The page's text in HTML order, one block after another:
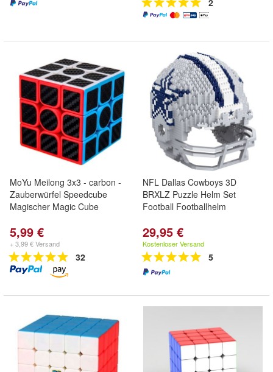
2
MoYu Meilong 3x3 - carbon -
Zauberwürfel Speedcube
Magischer Magic Cube
5,99 €
+ 3,99 € Versand
32
NFL Dallas Cowboys 3D
BRXLZ Puzzle Helm Set
Football Footballhelm
29,95 €
Kostenloser Versand
5